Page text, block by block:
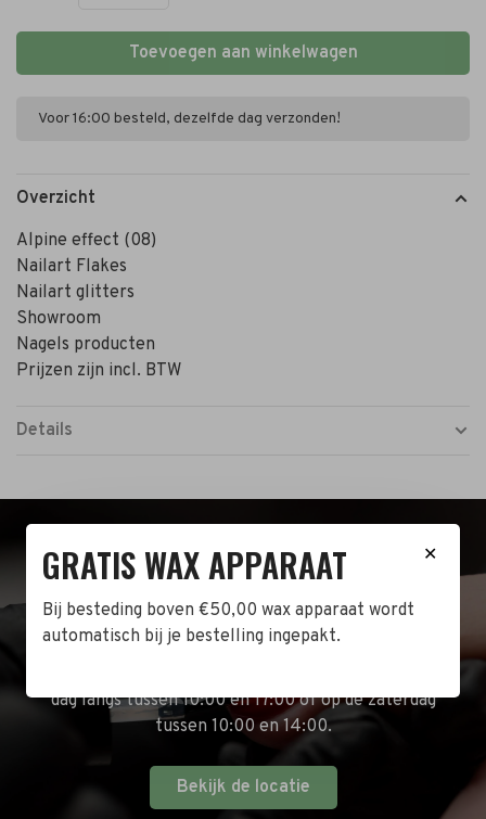
Toevoegen aan winkelwagen
Voor 16:00 besteld, dezelfde dag verzonden!
Overzicht
Alpine effect (08)
Nailart Flakes
Nailart glitters
Showroom
Nagels producten
Prijzen zijn incl. BTW
Details
BEZOEK DE WINKEL!
Naast de online shop hebben wij ook een fysieke
winkel in Zwijndrecht! Het adres is: Antoni van
dag langs tussen 10:00 en 17:00 of op de zaterdag
tussen 10:00 en 14:00.
Bekijk de locatie
✕
GRATIS WAX APPARAAT
Bij besteding boven €50,00 wax apparaat wordt
automatisch bij je bestelling ingepakt.